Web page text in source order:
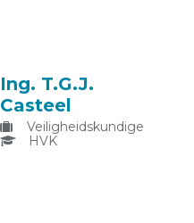
Ing. T.G.J.
Casteel
Veiligheidskundige
HVK